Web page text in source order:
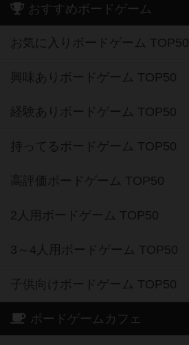
おすすめボードゲーム
お気に入りボードゲーム TOP50
興味ありボードゲーム TOP50
経験ありボードゲーム TOP50
持ってるボードゲーム TOP50
高評価ボードゲーム TOP50
2人用ボードゲーム TOP50
3～4人用ボードゲーム TOP50
子供向けボードゲーム TOP50
ボードゲームカフェ